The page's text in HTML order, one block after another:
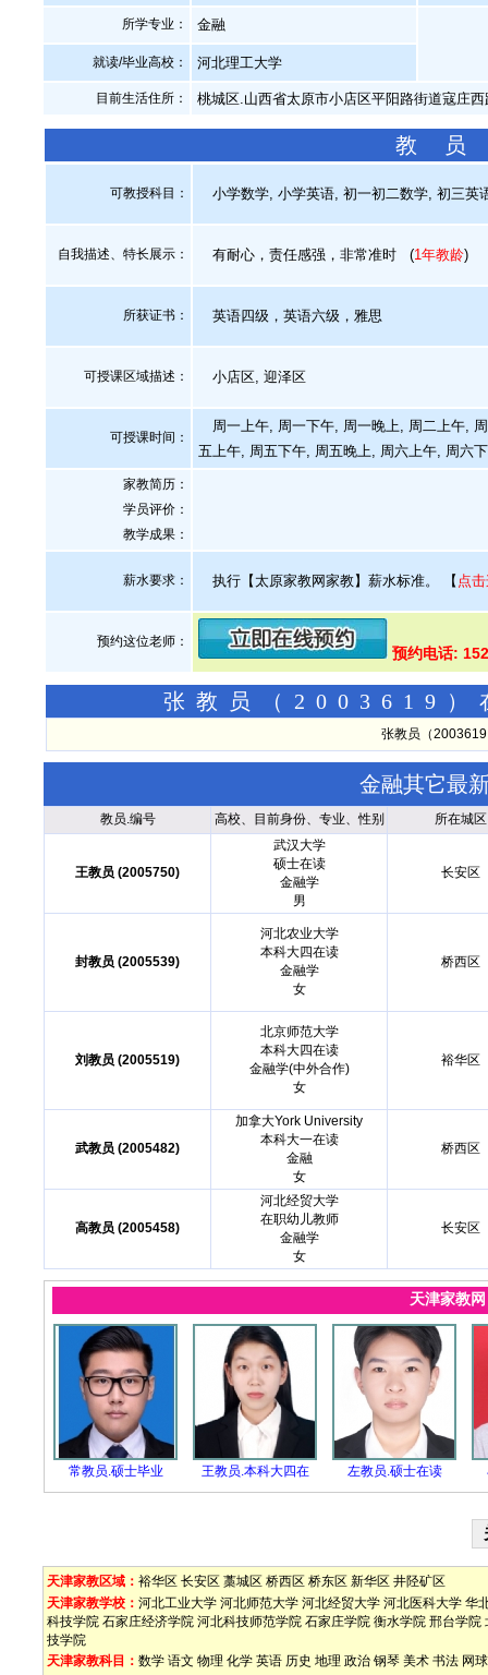
所学专业： 金融
就读/毕业高校： 河北理工大学
目前生活住所： 桃城区.山西省太原市小店区平阳路街道寇庄
教 员
可教授科目： 小学数学, 小学英语, 初一初二数学, 初三英
自我描述、特长展示 ： 有耐心，责任感强，非常准时 (1年教龄)
所获证书 ： 英语四级，英语六级，雅思
可授课区域描述： 小店区, 迎泽区
可授课时间：
周一上午, 周一下午, 周一晚上, 周二上午,
五上午, 周五下午, 周五晚上, 周六上午, 周六
家教简历：
学员评价：
教学成果：
薪水要求： 执行【太原家教网家教】薪水标准。 【 点
预约这位老师：
预约电话:
张教员（2003619）
张教员（
金融其它最
教员.编号 高校、目前身份、专业、性别 所在城区
王教员 (2005750)
武汉大学
硕士在读
金融学
男
长安区
封教员 (2005539)
河北农业大学
本科大四在读
金融学
女
桥西区
刘教员 (2005519)
北京师范大学
本科大四在读
金融学(中外合作)
女
裕华区
武教员 (2005482)
加拿大York University
本科大一在读
金融
女
桥西区
高教员 (2005458)
河北经贸大学
在职幼儿教师
金融学
女
长安区
天津家教
常教员.硕士毕业 王教员.本科大四在 左教员.硕士在读
天津家教区域： 裕华区 长安区 藁城区 桥西区 桥东区 新华区 井陉矿区
天津家教学校： 河北工业大学 河北师范大学 河北经贸大学 河北医科大学 华
科技学院 石家庄经济学院 河北科技师范学院 石家庄学院 衡水学院 邢台学院
技学院
天津家教科目： 数学 语文 物理 化学 英语 历史 地理 政治 钢琴 美术 书法 网球